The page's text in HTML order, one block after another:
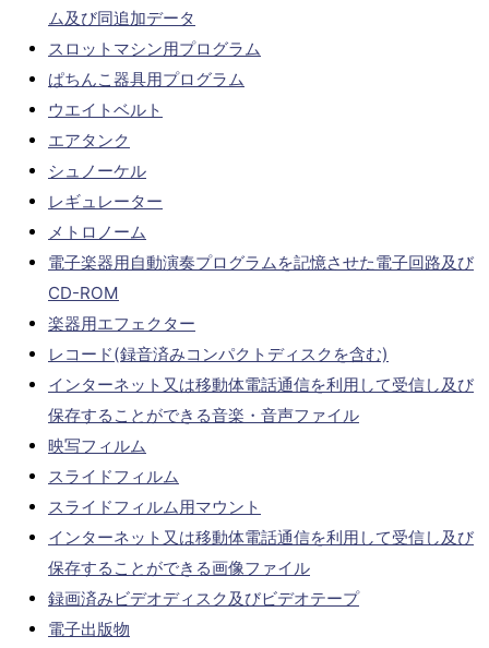
ム及び同追加データ
スロットマシン用プログラム
ぱちんこ器具用プログラム
ウエイトベルト
エアタンク
シュノーケル
レギュレーター
メトロノーム
電子楽器用自動演奏プログラムを記憶させた電子回路及び
CD-ROM
楽器用エフェクター
レコード(録音済みコンパクトディスクを含む)
インターネット又は移動体電話通信を利用して受信し及び
保存することができる音楽・音声ファイル
映写フィルム
スライドフィルム
スライドフィルム用マウント
インターネット又は移動体電話通信を利用して受信し及び
保存することができる画像ファイル
録画済みビデオディスク及びビデオテープ
電子出版物